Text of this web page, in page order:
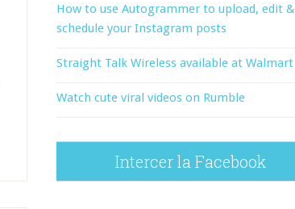
How to use Autogrammer to upload, edit &
schedule your Instagram posts
Straight Talk Wireless available at Walmart
Watch cute viral videos on Rumble
Intercer la Facebook